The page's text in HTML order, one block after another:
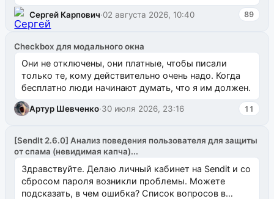
`uuid_1c`) VALUES ...
Сергей Карпович·02 августа 2026, 10:40 89
Checkbox для модального окна
Они не отключены, они платные, чтобы писали
только те, кому действительно очень надо. Когда
бесплатно люди начинают думать, что я им должен.
Артур Шевченко·30 июля 2026, 23:16 11
[SendIt 2.6.0] Анализ поведения пользователя для защиты
от спама (невидимая капча)...
Здравствуйте. Делаю личный кабинет на Sendit и со
сбросом пароля возникли проблемы. Можете
подсказать, в чем ошибка? Список вопросов в